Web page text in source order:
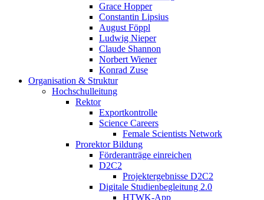
Grace Hopper
Constantin Lipsius
August Föppl
Ludwig Nieper
Claude Shannon
Norbert Wiener
Konrad Zuse
Organisation & Struktur
Hochschulleitung
Rektor
Exportkontrolle
Science Careers
Female Scientists Network
Prorektor Bildung
Förderanträge einreichen
D2C2
Projektergebnisse D2C2
Digitale Studienbegleitung 2.0
HTWK-App